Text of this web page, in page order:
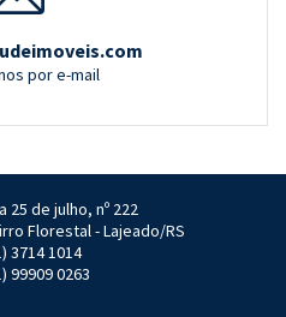
por e-mail
25 de julho, nº 222
Florestal - Lajeado/RS
3714 1014
99909 0263